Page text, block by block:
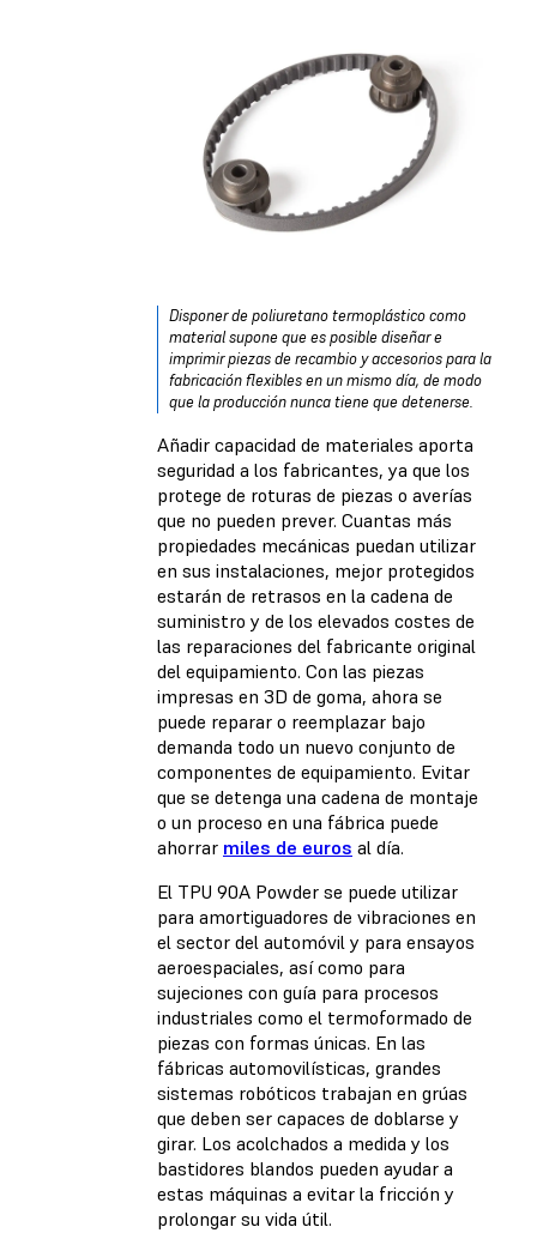
Disponer de poliuretano termoplástico como
material supone que es posible diseñar e
imprimir piezas de recambio y accesorios para la
fabricación flexibles en un mismo día, de modo
que la producción nunca tiene que detenerse.
Añadir capacidad de materiales aporta
seguridad a los fabricantes, ya que los
protege de roturas de piezas o averías
que no pueden prever. Cuantas más
propiedades mecánicas puedan utilizar
en sus instalaciones, mejor protegidos
estarán de retrasos en la cadena de
suministro y de los elevados costes de
las reparaciones del fabricante original
del equipamiento. Con las piezas
impresas en 3D de goma, ahora se
puede reparar o reemplazar bajo
demanda todo un nuevo conjunto de
componentes de equipamiento. Evitar
que se detenga una cadena de montaje
o un proceso en una fábrica puede
ahorrar miles de euros al día.
El TPU 90A Powder se puede utilizar
para amortiguadores de vibraciones en
el sector del automóvil y para ensayos
aeroespaciales, así como para
sujeciones con guía para procesos
industriales como el termoformado de
piezas con formas únicas. En las
fábricas automovilísticas, grandes
sistemas robóticos trabajan en grúas
que deben ser capaces de doblarse y
girar. Los acolchados a medida y los
bastidores blandos pueden ayudar a
estas máquinas a evitar la fricción y
prolongar su vida útil.